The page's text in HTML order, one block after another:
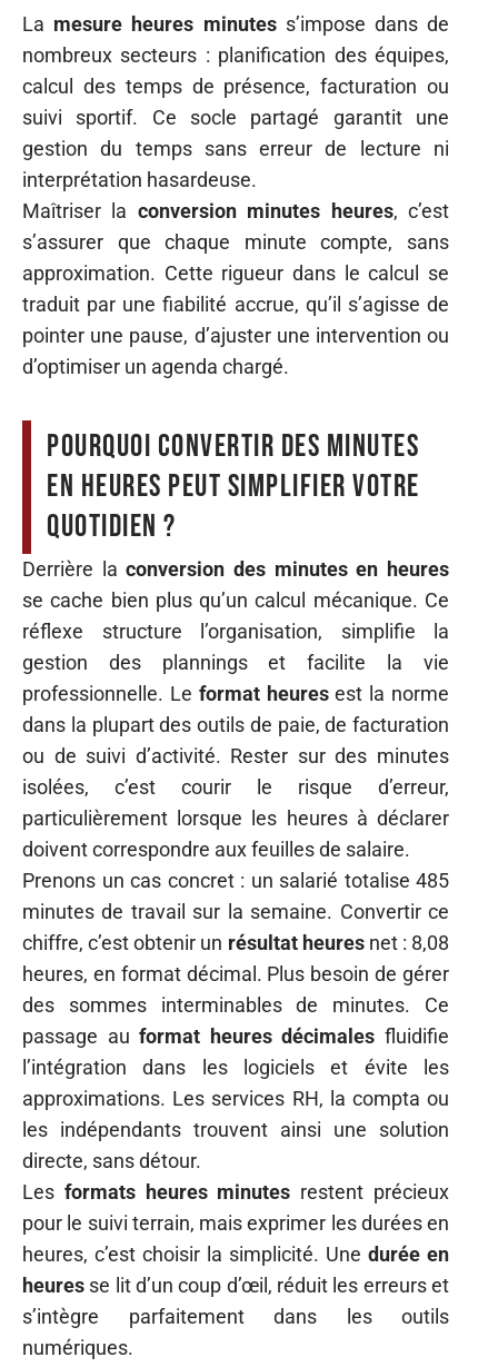
La mesure heures minutess’impose dans de
nombreux secteurs : planification des équipes,
calcul des temps de présence, facturation ou
suivi sportif. Ce socle partagé garantit une
gestion du temps sans erreur de lecture ni
interprétation hasardeuse.
Maîtriser la conversion minutes heures, c’est
s’assurer que chaque minute compte, sans
approximation. Cette rigueur dans le calcul se
traduit par une fiabilité accrue, qu’il s’agisse de
pointer une pause, d’ajuster une intervention ou
d’optimiser un agenda chargé.
Pourquoi convertir des minutes
en heures peut simplifier votre
quotidien ?
Derrière laconversion des minutes en heures
se cache bien plus qu’un calcul mécanique. Ce
réflexe structure l’organisation, simplifie la
gestion des plannings et facilite la vie
professionnelle. Le format heuresest la norme
dans la plupart des outils de paie, de facturation
ou de suivi d’activité. Rester sur des minutes
isolées, c’est courir le risque d’erreur,
particulièrement lorsque les heures à déclarer
doivent correspondre aux feuilles de salaire.
Prenons un cas concret : un salarié totalise 485
minutes de travail sur la semaine. Convertir ce
chiffre, c’est obtenir un résultat heuresnet : 8,08
heures, en format décimal. Plus besoin de gérer
des sommes interminables de minutes. Ce
passage auformat heures décimales fluidifie
l’intégration dans les logiciels et évite les
approximations. Les services RH, la compta ou
les indépendants trouvent ainsi une solution
directe, sans détour.
Les formats heures minutes restent précieux
pour le suivi terrain, mais exprimer les durées en
heures, c’est choisir la simplicité. Une durée en
heures se lit d’un coup d’œil, réduit les erreurs et
s’intègre parfaitement dans les outils
numériques.